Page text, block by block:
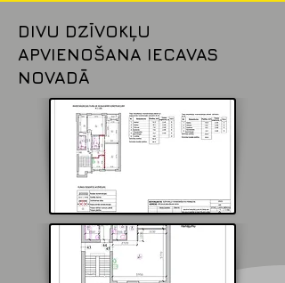
DIVU DZĪVOKĻU
APVIENOŠANA IECAVAS
NOVADĀ